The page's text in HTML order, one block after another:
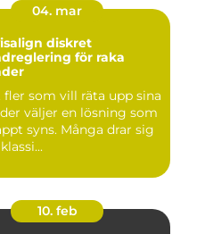
04. mar
diskret
för raka
fler som vill räta upp sina
väljer en lösning som
syns. Många drar sig
10. feb